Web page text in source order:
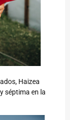
Haizea
séptima en la